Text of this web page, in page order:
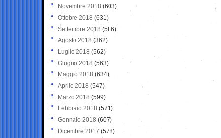
Novembre 2018 (603)
Ottobre 2018 (631)
Settembre 2018 (586)
Agosto 2018 (362)
Luglio 2018 (562)
Giugno 2018 (563)
Maggio 2018 (634)
Aprile 2018 (547)
Marzo 2018 (599)
Febbraio 2018 (571)
Gennaio 2018 (607)
Dicembre 2017 (578)